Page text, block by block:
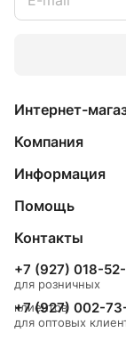
Интернет-
Компания
Информация
Помощь
Контакты
+7 (927) 018-
для розничных
клиентов
+7 (927) 002-
для оптовых